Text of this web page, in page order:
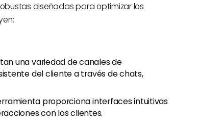
diseñadas para optimizar los
una variedad de canales de
del cliente a través de chats,
proporciona interfaces intuitivas
con los clientes.